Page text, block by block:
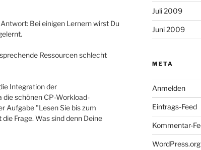
Bei einigen Lernern wirst Du
Ressourcen schlecht
Integration der
die schönen CP-Workload-
Aufgabe "Lesen Sie bis zum
Frage. Was sind denn Deine
Juli 2009
Juni 2009
META
Anmelden
Eintrags-Feed
Kommentar-
WordPress.org